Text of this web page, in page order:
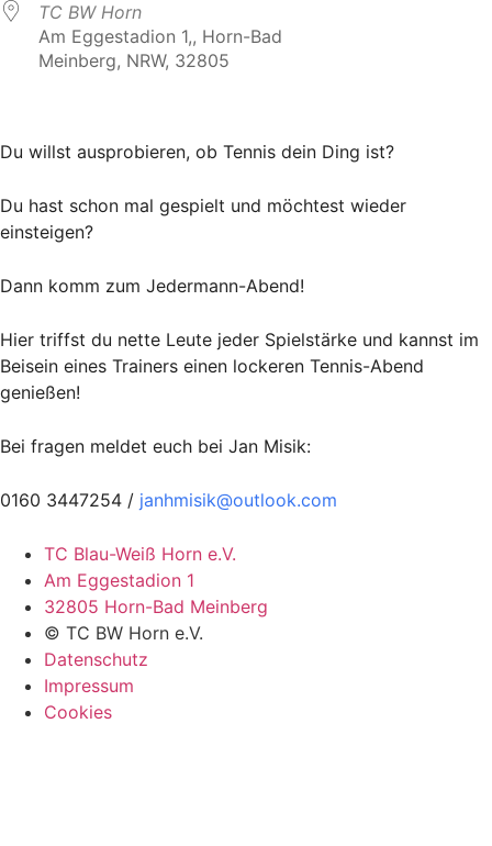
TC BW Horn
Am Eggestadion 1,, Horn-Bad
Meinberg, NRW, 32805
Du willst ausprobieren, ob Tennis dein Ding ist?
Du hast schon mal gespielt und möchtest wieder
einsteigen?
Dann komm zum Jedermann-Abend!
Hier triffst du nette Leute jeder Spielstärke und kannst im
Beisein eines Trainers einen lockeren Tennis-Abend
genießen!
Bei fragen meldet euch bei Jan Misik:
0160 3447254 / janhmisik@outlook.com
TC Blau-Weiß Horn e.V.
Am Eggestadion 1
32805 Horn-Bad Meinberg
© TC BW Horn e.V.
Datenschutz
Impressum
Cookies